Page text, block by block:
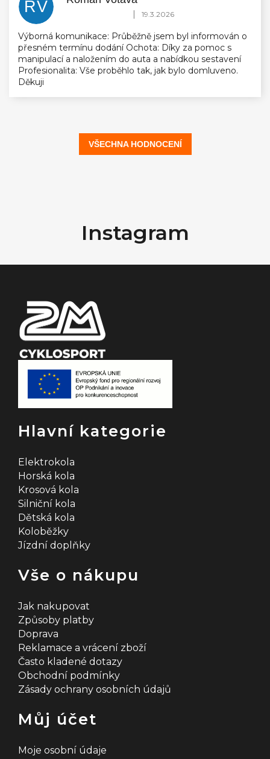
RV Hodnocení obchodu je 5 z 5 hvězdiček.
| 19.3.2026
Výborná komunikace: Průběžně jsem byl informován o
přesném termínu dodání Ochota: Díky za pomoc s
manipulací a naložením do auta a nabídkou sestavení
Profesionalita: Vše proběhlo tak, jak bylo domluveno.
Děkuji
VŠECHNA HODNOCENÍ
t
Instagram
Hlavní kategorie
Elektrokola
Horská kola
Krosová kola
Silniční kola
Dětská kola
Koloběžky
Jízdní doplňky
Vše o nákupu
Jak nakupovat
Způsoby platby
Doprava
Reklamace a vrácení zboží
Často kladené dotazy
Obchodní podmínky
Zásady ochrany osobních údajů
Můj účet
Moje osobní údaje